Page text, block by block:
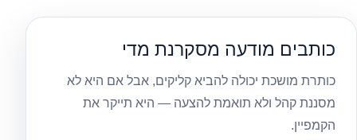
כותבים מודעה מסקרנת מדי
כותרת מושכת יכולה להביא קליקים, אבל אם היא לא
מסננת קהל ולא תואמת להצעה — היא תייקר את
הקמפיין.